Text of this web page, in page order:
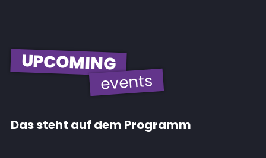
UPCOMING
events
Das steht auf dem Programm